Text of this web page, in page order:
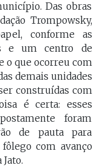
Das obras
Trompowsky,
conforme as
e um centro de
o que ocorreu com
demais unidades
construídas com
é certa: esses
foram
de pauta para
com avanço